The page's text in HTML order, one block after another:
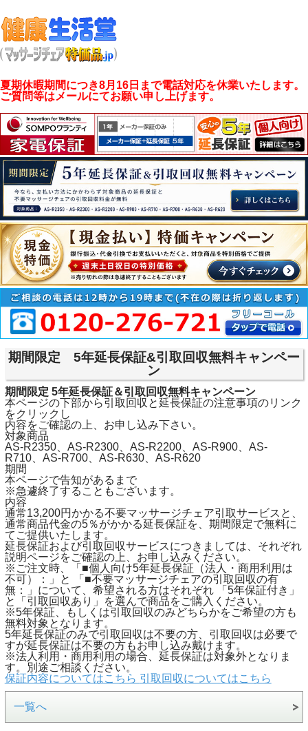
夏期休暇期間につき8月16日まで電話対応を休業いたします。
ご質問等はメールにてお願い申し上げます。
期間限定 5年延長保証&引取回収無料キャンペー
ン
期間限定 5年延長保証＆引取回収無料キャンペーン
本ページの下部から引取回収と延長保証の注意事項のリンク
をクリックし
内容をご確認の上、お申し込み下さい。
対象商品
AS-R2350、AS-R2300、AS-R2200、AS-R900、AS-
R710、AS-R700、AS-R630、AS-R620
期間
本ページで告知があるまで
※急遽終了することもございます。
内容
通常13,200円かかる不要マッサージチェア引取サービスと、
通常商品代金の5％がかかる延長保証を、期間限定で無料に
てご提供いたします。
延長保証および引取回収サービスにつきましては、それぞれ
説明ページをご確認の上、お申し込みください。
※ご注文時、「■個人向け5年延長保証（法人・商用利用は
不可）：」と 「■不要マッサージチェアの引取回収の有
無：」について、希望される方はそれぞれ 「5年保証付き」
と「引取回収あり」を選んで商品をご購入ください。
※5年保証、もしくは引取回収のみどちらかをご希望の方も
無料対象となります。
5年延長保証のみで引取回収は不要の方、引取回収は必要で
すが延長保証は不要の方もお申し込み戴けます。
※法人利用・商用利用の場合、延長保証は対象外となりま
す。別途ご相談ください。
保証内容についてはこちら 引取回収についてはこちら
一覧へ